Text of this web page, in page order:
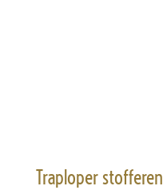
Traploper stofferen